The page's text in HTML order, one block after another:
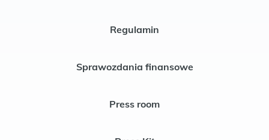
Regulamin
Sprawozdania finansowe
Press room